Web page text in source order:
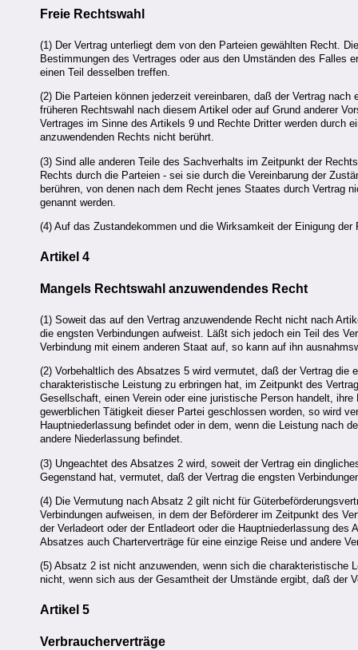
Freie Rechtswahl
(1) Der Vertrag unterliegt dem von den Parteien gewählten Recht.
Bestimmungen des Vertrages oder aus den Umständen des Falles
einen Teil desselben treffen.
(2) Die Parteien können jederzeit vereinbaren, daß der Vertrag
früheren Rechtswahl nach diesem Artikel oder auf Grund anderer
Vertrages im Sinne des Artikels 9 und Rechte Dritter werden durch
anzuwendenden Rechts nicht berührt.
(3) Sind alle anderen Teile des Sachverhalts im Zeitpunkt der
Rechts durch die Parteien - sei sie durch die Vereinbarung der
berühren, von denen nach dem Recht jenes Staates durch Vertrag
genannt werden.
(4) Auf das Zustandekommen und die Wirksamkeit der Einigung
Artikel 4
Mangels Rechtswahl anzuwendendes Recht
(1) Soweit das auf den Vertrag anzuwendende Recht nicht nach
die engsten Verbindungen aufweist. Läßt sich jedoch ein Teil des
Verbindung mit einem anderen Staat auf, so kann auf ihn
(2) Vorbehaltlich des Absatzes 5 wird vermutet, daß der Vertrag
charakteristische Leistung zu erbringen hat, im Zeitpunkt des
Gesellschaft, einen Verein oder eine juristische Person handelt,
gewerblichen Tätigkeit dieser Partei geschlossen worden, so wird
Hauptniederlassung befindet oder in dem, wenn die Leistung nach
andere Niederlassung befindet.
(3) Ungeachtet des Absatzes 2 wird, soweit der Vertrag ein
Gegenstand hat, vermutet, daß der Vertrag die engsten
(4) Die Vermutung nach Absatz 2 gilt nicht für
Verbindungen aufweisen, in dem der Beförderer im Zeitpunkt des
der Verladeort oder der Entladeort oder die Hauptniederlassung
Absatzes auch Charterverträge für eine einzige Reise und andere
(5) Absatz 2 ist nicht anzuwenden, wenn sich die charakteristische
nicht, wenn sich aus der Gesamtheit der Umstände ergibt, daß der
Artikel 5
Verbraucherverträge